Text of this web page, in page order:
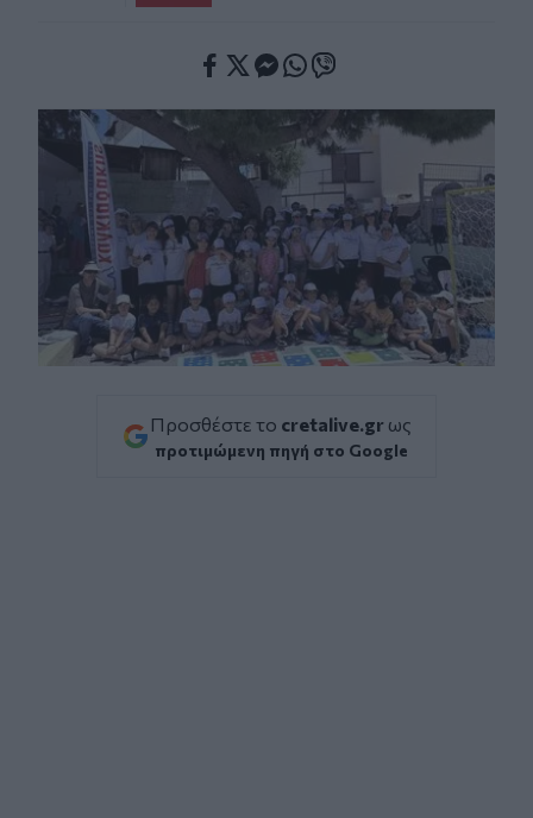
Προσθέστε το cretalive.gr ως
προτιμώμενη πηγή στο Google